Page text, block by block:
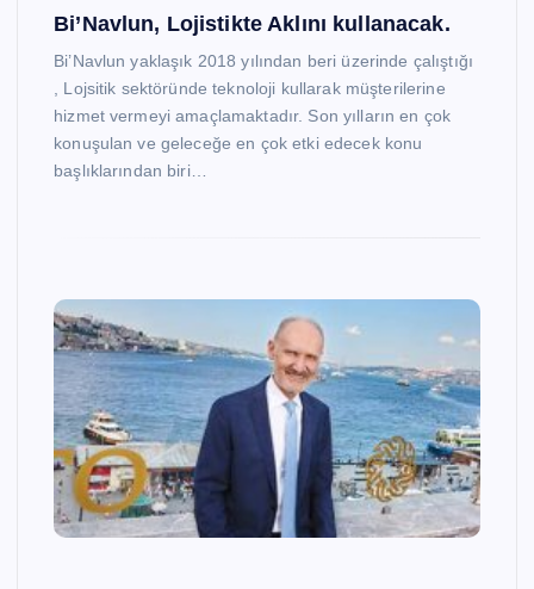
Bi’Navlun, Lojistikte Aklını kullanacak.
Bi’Navlun yaklaşık 2018 yılından beri üzerinde çalıştığı
, Lojsitik sektöründe teknoloji kullarak müşterilerine
hizmet vermeyi amaçlamaktadır. Son yılların en çok
konuşulan ve geleceğe en çok etki edecek konu
başlıklarından biri…